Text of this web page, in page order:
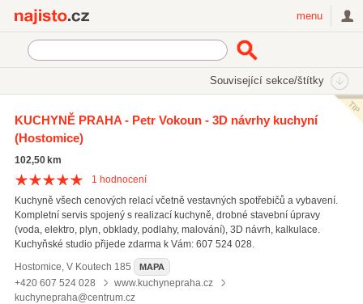
menu
Související sekce/štítky
3D návrhy kuchyní
KUCHYNĚ PRAHA - Petr Vokoun - 3D návrhy kuchyní
(Hostomice)
102,50 km
1 hodnocení
Kuchyně všech cenových relací včetně vestavných spotřebičů a vybavení.
Kompletní servis spojený s realizací kuchyně, drobné stavební úpravy
(voda, elektro, plyn, obklady, podlahy, malování), 3D návrh, kalkulace.
Kuchyňské studio přijede zdarma k Vám: 607 524 028.
Hostomice, V Koutech 185 MAPA
+420 607 524 028
www.kuchynepraha.cz
kuchynepraha@centrum.cz